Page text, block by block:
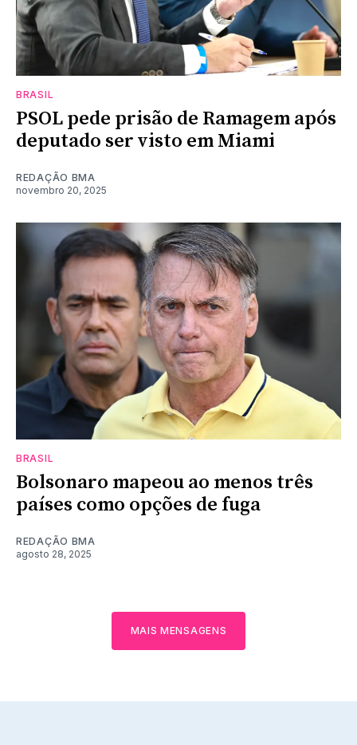
BRASIL
PSOL pede prisão de Ramagem após
deputado ser visto em Miami
REDAÇÃO BMA
novembro 20, 2025
BRASIL
Bolsonaro mapeou ao menos três
países como opções de fuga
REDAÇÃO BMA
agosto 28, 2025
MAIS MENSAGENS